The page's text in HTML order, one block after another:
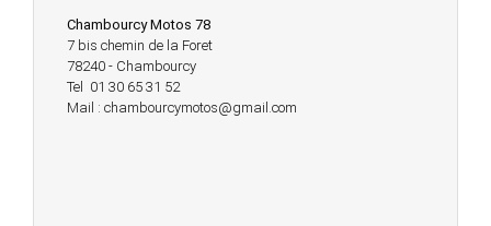
Chambourcy Motos 78
7 bis chemin de la Foret
78240 - Chambourcy
Tel 01 30 65 31 52
Mail : chambourcymotos@gmail.com